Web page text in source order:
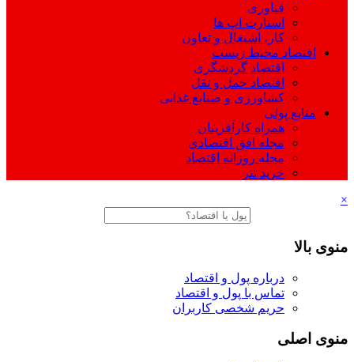
فناوری
استارت اپ ها
کار، اشتغال و تعاون
اقتصاد محیط زیست
اقتصاد گردشگری
اقتصاد حمل و نقل
کشاورزی و صنایع غذایی
منابع پولی
همراه کارآفرینان
مجله افق اقتصادی
مجله روزانه اقتصاد
خرید تتر
×
منوی بالا
درباره پول و اقتصاد
تماس با پول و اقتصاد
حریم شخصی کاربران
منوی اصلی